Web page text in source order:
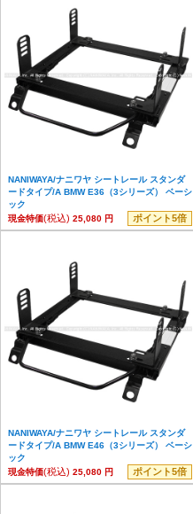
NANIWAYA/ナニワヤ シートレール スタンダ
ードタイプ/A BMW E36（3シリーズ） ベーシ
ック
現金特価(税込) 25,080 円 ポイント5倍
NANIWAYA/ナニワヤ シートレール スタンダ
ードタイプ/A BMW E46（3シリーズ） ベーシ
ック
現金特価(税込) 25,080 円 ポイント5倍